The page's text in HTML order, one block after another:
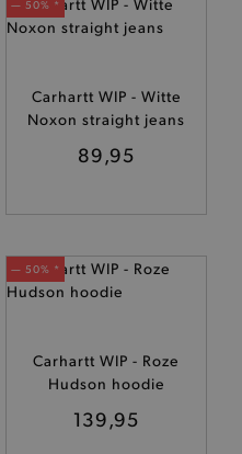
— 50% *
Carhartt WIP - Witte
Noxon straight jeans
89,95
— 50% *
Carhartt WIP - Roze
Hudson hoodie
139,95